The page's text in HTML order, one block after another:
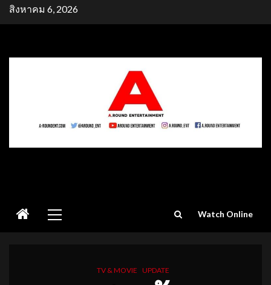
Skipสิงหาคม 6, 2026
Menu
Watch Online
TV & MOVIE UPDATE